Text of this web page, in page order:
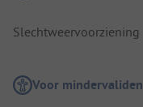
Slechtweervoorziening
Voor mindervaliden